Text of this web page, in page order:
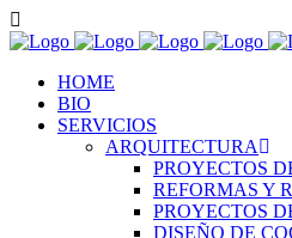
HOME
BIO
SERVICIOS
ARQUITECTURA
PROYECTOS
REFORMAS Y
PROYECTOS
DISEÑO DE